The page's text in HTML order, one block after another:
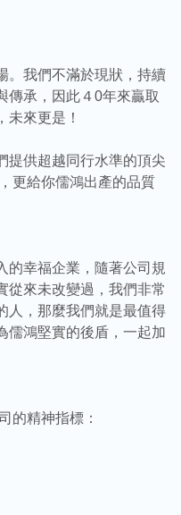
。我們不滿於現狀，持續
傳承，因此４0年來贏取
未來更是！
提供超越同行水準的頂尖
更給你儒鴻出產的品質
的幸福企業，隨著公司規
從來未改變過，我們非常
人，那麼我們就是最值得
儒鴻堅實的後盾，一起加
的精神指標：